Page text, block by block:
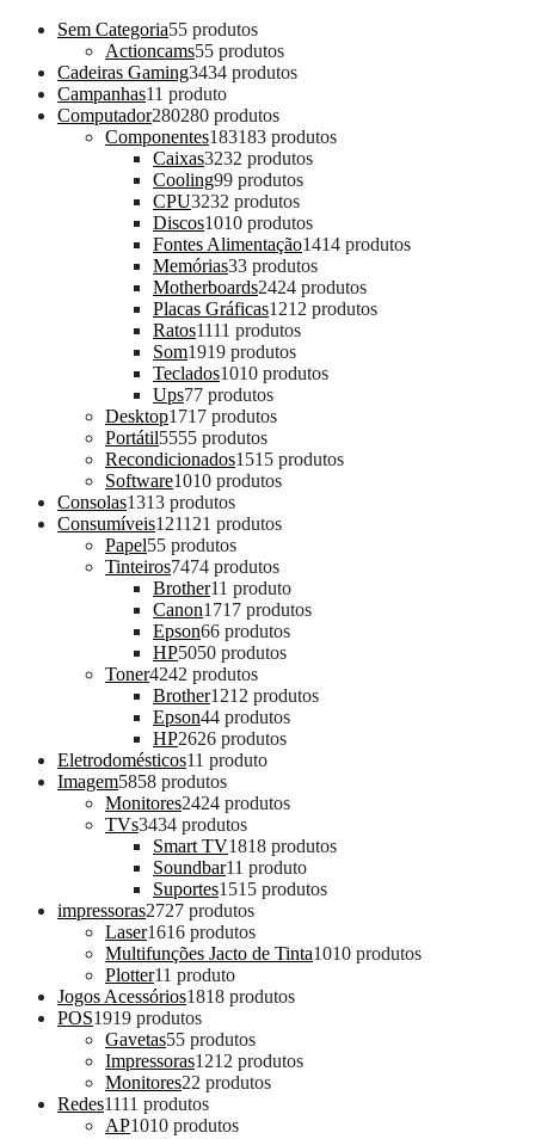
Sem Categoria55 produtos
Actioncams55 produtos
Cadeiras Gaming3434 produtos
Campanhas11 produto
Computador280280 produtos
Componentes183183 produtos
Caixas3232 produtos
Cooling99 produtos
CPU3232 produtos
Discos1010 produtos
Fontes Alimentação1414 produtos
Memórias33 produtos
Motherboards2424 produtos
Placas Gráficas1212 produtos
Ratos1111 produtos
Som1919 produtos
Teclados1010 produtos
Ups77 produtos
Desktop1717 produtos
Portátil5555 produtos
Recondicionados1515 produtos
Software1010 produtos
Consolas1313 produtos
Consumíveis121121 produtos
Papel55 produtos
Tinteiros7474 produtos
Brother11 produto
Canon1717 produtos
Epson66 produtos
HP5050 produtos
Toner4242 produtos
Brother1212 produtos
Epson44 produtos
HP2626 produtos
Eletrodomésticos11 produto
Imagem5858 produtos
Monitores2424 produtos
TVs3434 produtos
Smart TV1818 produtos
Soundbar11 produto
Suportes1515 produtos
impressoras2727 produtos
Laser1616 produtos
Multifunções Jacto de Tinta1010 produtos
Plotter11 produto
Jogos Acessórios1818 produtos
POS1919 produtos
Gavetas55 produtos
Impressoras1212 produtos
Monitores22 produtos
Redes1111 produtos
AP1010 produtos